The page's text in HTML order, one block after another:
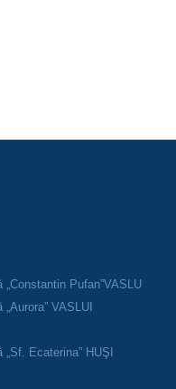
Pufan”VASLU
VASLUI
Ecaterina” HUŞI